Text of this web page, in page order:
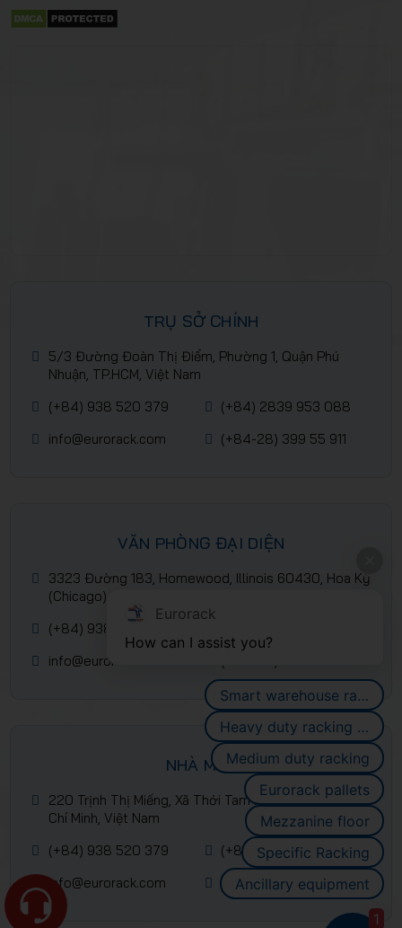
TRỤ SỞ CHÍNH
5/3 Đường Đoàn Thị Điểm, Phường 1, Quận Phú
Nhuận, TP.HCM, Việt Nam
(+84) 938 520 379
(+84) 2839 953 088
info@eurorack.com
(+84-28) 399 55 911
VĂN PHÒNG ĐẠI DIỆN
3323 Đường 183, Homewood, Illinois 60430, Hoa Kỳ
(Chicago)
(+84) 938 520 379
info@eurorack.com
NHÀ MÁY
220 Trịnh Thị Miếng, Xã Thới Tam Môn, Hóc Môn, Hồ
Chí Minh, Việt Nam
(+84) 938 520 379
(+84) 2839 953 088
info@eurorack.com
(+84-28) 399 55 911
Eurorack
How can I assist you?
Smart warehouse racking systems
Heavy duty racking systems
Medium duty racking
Eurorack pallets
Mezzanine floor
Specific Racking
Ancillary equipment
1